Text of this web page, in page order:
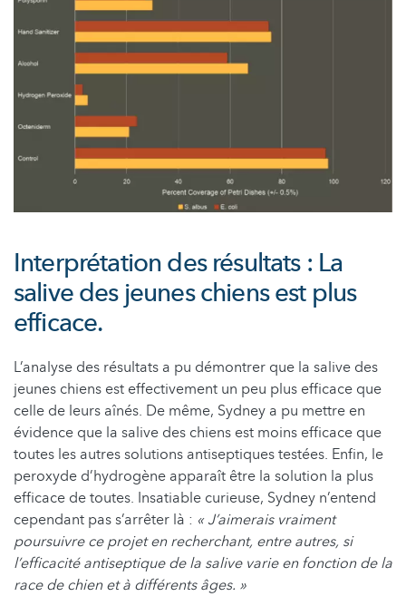
Interprétation des résultats : La
salive des jeunes chiens est plus
efficace.
L’analyse des résultats a pu démontrer que la salive des
jeunes chiens est effectivement un peu plus efficace que
celle de leurs aînés. De même, Sydney a pu mettre en
évidence que la salive des chiens est moins efficace que
toutes les autres solutions antiseptiques testées. Enfin, le
peroxyde d’hydrogène apparaît être la solution la plus
efficace de toutes. Insatiable curieuse, Sydney n’entend
cependant pas s’arrêter là : « J’aimerais vraiment
poursuivre ce projet en recherchant, entre autres, si
l’efficacité antiseptique de la salive varie en fonction de la
race de chien et à différents âges. »